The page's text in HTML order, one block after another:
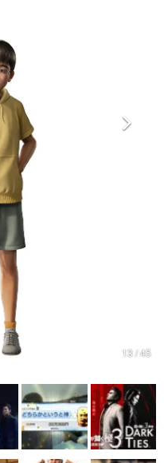
13 / 45